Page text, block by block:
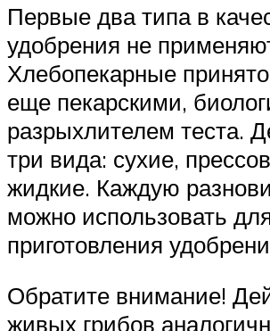
Первые два типа в
удобрения не
Хлебопекарные
еще пекарскими,
разрыхлителем теста.
три вида: сухие,
жидкие. Каждую
можно использовать
приготовления
Обратите внимание!
живых грибов